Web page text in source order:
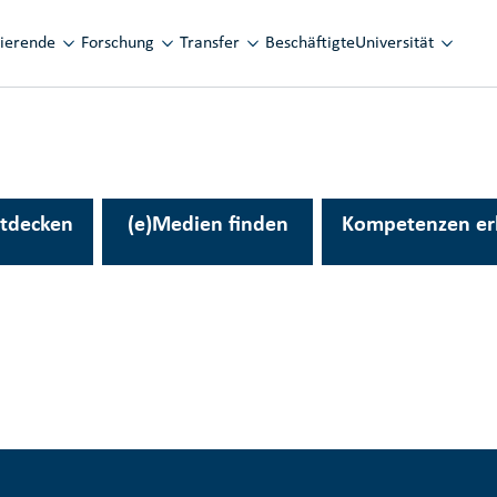
Forschung Transfer BeschäftigteUniversität
(e)Medien finden Kompetenzen